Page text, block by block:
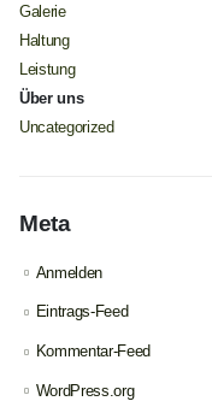
Galerie
Haltung
Leistung
Über uns
Uncategorized
Meta
Anmelden
Eintrags-Feed
Kommentar-Feed
WordPress.org